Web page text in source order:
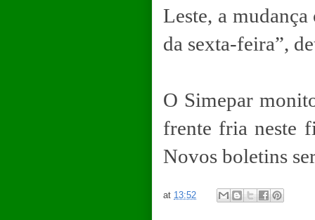
Leste, a
da sexta-feira”,
O Simepar
frente fria neste
Novos boletins
at 13:52